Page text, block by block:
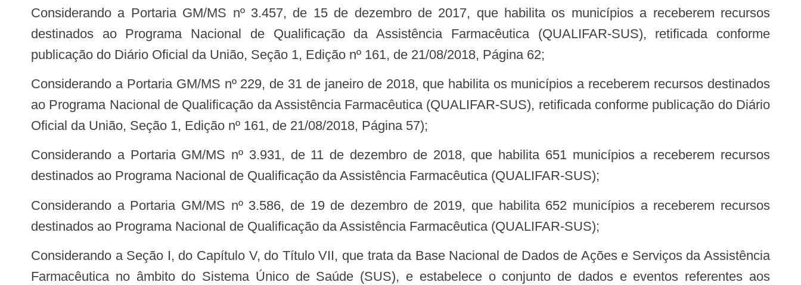
Considerando a Portaria GM/MS nº 3.457, de 15 de dezembro de 2017, que habilita os municípios a receberem recursos
destinados ao Programa Nacional de Qualificação da Assistência Farmacêutica (QUALIFAR-SUS), retificada conforme
publicação do Diário Oficial da União, Seção 1, Edição nº 161, de 21/08/2018, Página 62;
Considerando a Portaria GM/MS nº 229, de 31 de janeiro de 2018, que habilita os municípios a receberem recursos destinados
ao Programa Nacional de Qualificação da Assistência Farmacêutica (QUALIFAR-SUS), retificada conforme publicação do Diário
Oficial da União, Seção 1, Edição nº 161, de 21/08/2018, Página 57);
Considerando a Portaria GM/MS nº 3.931, de 11 de dezembro de 2018, que habilita 651 municípios a receberem recursos
destinados ao Programa Nacional de Qualificação da Assistência Farmacêutica (QUALIFAR-SUS);
Considerando a Portaria GM/MS nº 3.586, de 19 de dezembro de 2019, que habilita 652 municípios a receberem recursos
destinados ao Programa Nacional de Qualificação da Assistência Farmacêutica (QUALIFAR-SUS);
Considerando a Seção I, do Capítulo V, do Título VII, que trata da Base Nacional de Dados de Ações e Serviços da Assistência
Farmacêutica no âmbito do Sistema Único de Saúde (SUS), e estabelece o conjunto de dados e eventos referentes aos